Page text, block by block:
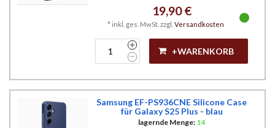
19,90 €
* inkl. ges. MwSt. zzgl. Versandkosten
+WARENKORB
Samsung EF-PS936CNE Silicone Case
für Galaxy S25 Plus - blau
lagernde Menge: 14